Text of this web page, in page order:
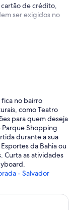
de crédito,
ser exigidos no
fica no bairro
como Teatro
para quem deseja
Parque Shopping
durante a sua
da Bahia ou
Curta as atividades
- Salvador